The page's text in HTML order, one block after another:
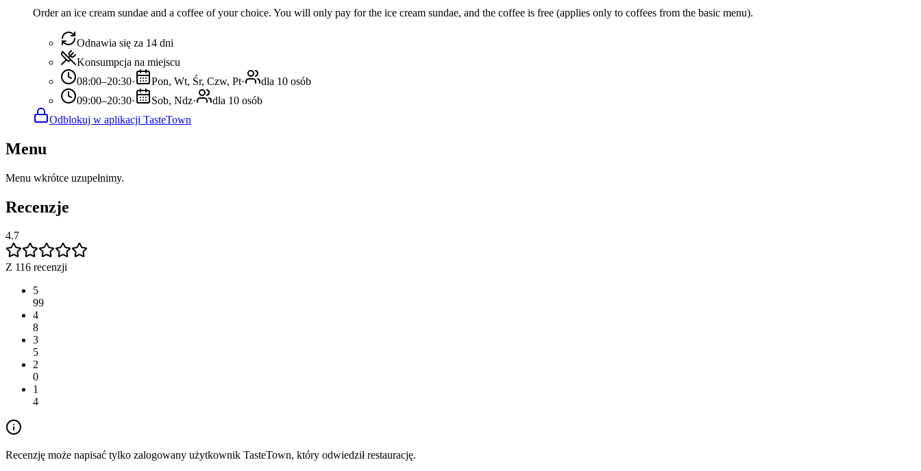
Order an ice cream sundae and a coffee of your choice. You will only pay for the ice cream sundae, and the coffee is free (applies only to coffees from the basic menu).
Odnawia się za 14 dni
Konsumpcja na miejscu
08:00–20:30· Pon, Wt, Śr, Czw, Pt·
dla 10 osób
09:00–20:30· Sob, Ndz·
dla 10 osób
Odblokuj w aplikacji TasteTown
Menu
Menu wkrótce uzupełnimy.
Recenzje
4.7
Z 116 recenzji
5
99
4
8
3
5
2
0
1
4
Recenzję może napisać tylko zalogowany użytkownik TasteTown, który odwiedził restaurację.